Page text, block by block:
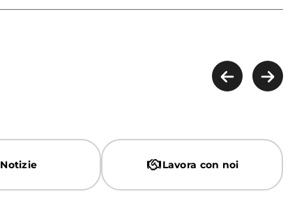
Notizie Lavora con noi